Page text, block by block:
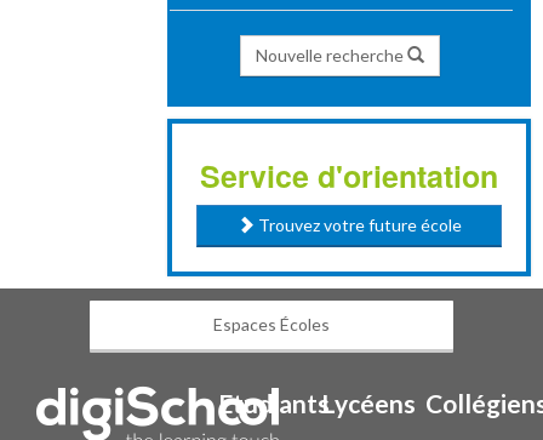
Nouvelle recherche
Service d'orientation
Trouvez votre future école
Espaces Écoles
EtudiantsLycéens